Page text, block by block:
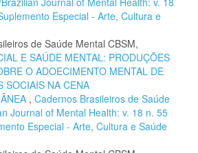
Especial - Arte, Cultura e
de Saúde Mental CBSM,
E SAÚDE MENTAL: PRODUÇÕES
O ADOECIMENTO MENTAL DE
SOCIAIS NA CENA
, Cadernos Brasileiros de Saúde
Journal of Mental Health: v. 18 n. 55
Especial - Arte, Cultura e Saúde